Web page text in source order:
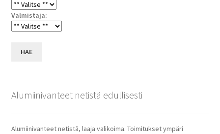
Valmistaja:
HAE
Alumiinivanteet netistä edullisesti
Alumiinivanteet netistä, laaja valikoima. Toimitukset ympäri